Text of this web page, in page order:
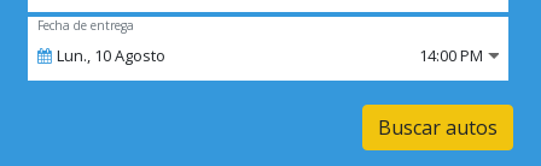
Fecha de entrega
Lun., 10Agosto 14:00 PM
Buscar autos